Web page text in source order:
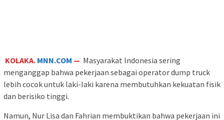
KOLAKA. MNN.COM — Masyarakat Indonesia sering
menganggap bahwa pekerjaan sebagai operator dump truck
lebih cocok untuk laki-laki karena membutuhkan kekuatan fisik
dan berisiko tinggi.
Namun, Nur Lisa dan Fahrian membuktikan bahwa pekerjaan ini